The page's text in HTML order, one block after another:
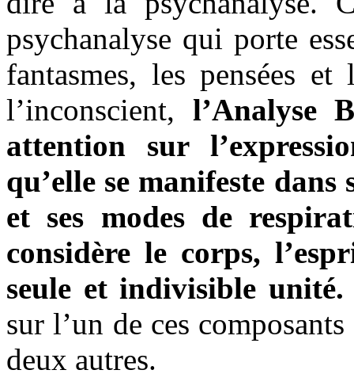
psychanalyse qui porte
fantasmes, les pensées
l’inconscient, l’Analyse
attention sur
qu’elle se manifeste dans
et ses modes de
considère le corps,
seule et indivisible unité.
sur l’un de ces
deux autres.